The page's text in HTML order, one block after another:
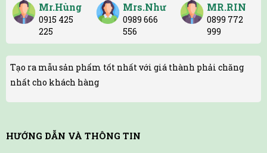
Mr.Hùng
0915 425
225
Mrs.Như
0989 666
556
MR.RIN
0899 772
999
Tạo ra mẫu sản phẩm tốt nhất với giá thành phải chăng
nhất cho khách hàng
HƯỚNG DẪN VÀ THÔNG TIN